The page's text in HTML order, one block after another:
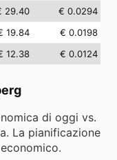
29.40
€ 0.0294
19.84
€ 0.0198
12.38 € 0.0124
di oggi vs.
La pianificazione